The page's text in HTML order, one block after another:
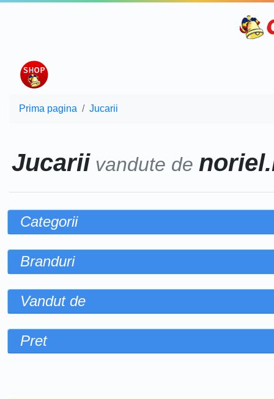
Prima pagina Jucarii
Jucariivandute de
Categorii
Branduri
Vandut de
Pret